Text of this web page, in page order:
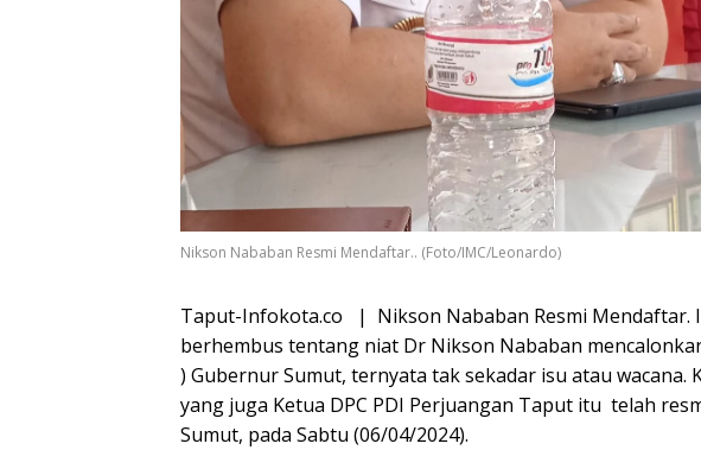
Nikson Nababan Resmi Mendaftar.. (Foto/IMC/Leonardo)
Taput-Infokota.co | Nikson Nababan Resmi Mendaftar.
berhembus tentang niat Dr Nikson Nababan
) Gubernur Sumut, ternyata tak sekadar isu atau wacana.
yang juga Ketua DPC PDI Perjuangan Taput itu telah
Sumut, pada Sabtu (06/04/2024).